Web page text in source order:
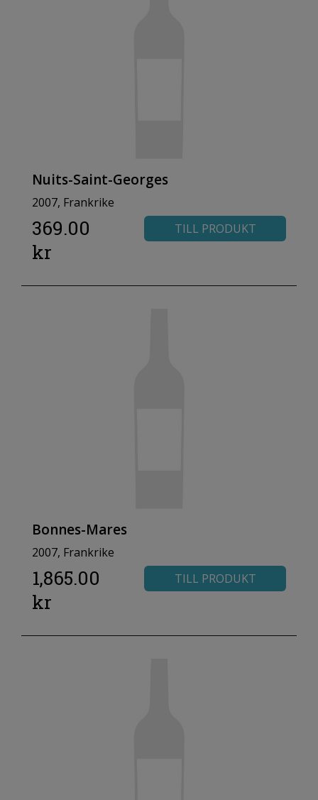
Nuits-Saint-Georges
2007, Frankrike
369.00
kr
TILL PRODUKT
Bonnes-Mares
2007, Frankrike
1,865.00
kr
TILL PRODUKT